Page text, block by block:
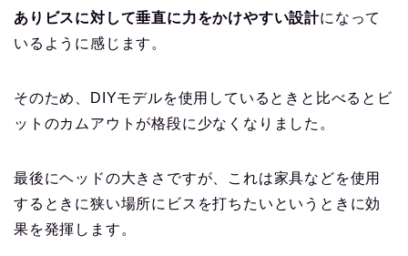
ありビスに対して垂直に力をかけやすい設計になって
いるように感じます。
そのため、DIYモデルを使用しているときと比べるとビ
ットのカムアウトが格段に少なくなりました。
最後にヘッドの大きさですが、これは家具などを使用
するときに狭い場所にビスを打ちたいというときに効
果を発揮します。